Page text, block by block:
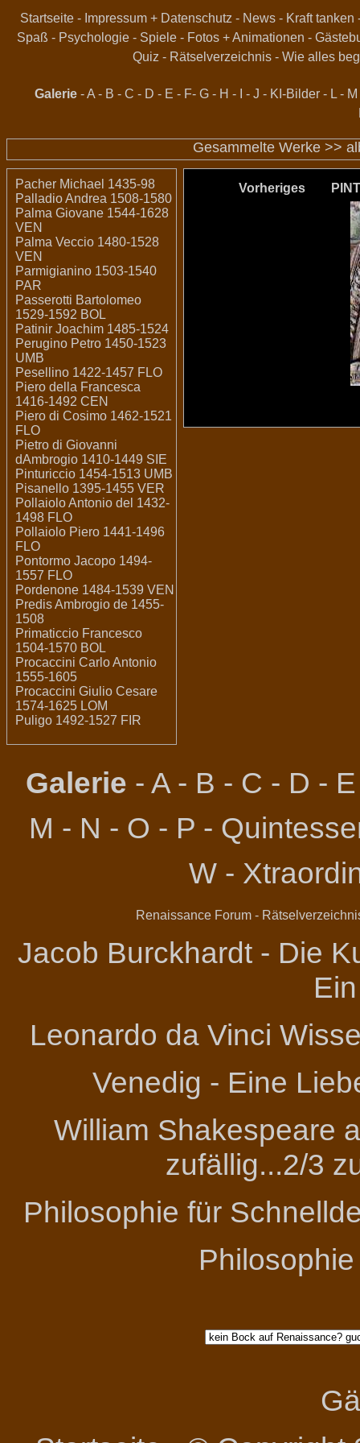
Startseite- Impressum + Datenschutz - News- Kraft tanken
Spaß - Psychologie- Spiele- Fotos + Animationen -
Quiz - Rätselverzeichnis - Wie alles
Galerie -A - B - C - D - E - F- G - H - - J - KI-Bilder - L - M
Gesammelte Werke >>
Pacher Michael 1435-98
Palladio Andrea 1508-1580
Palma Giovane 1544-1628
VEN
Palma Veccio 1480-1528
VEN
Parmigianino 1503-1540
PAR
Passerotti Bartolomeo
1529-1592 BOL
Patinir Joachim 1485-1524
Perugino Petro 1450-1523
UMB
Pesellino 1422-1457 FLO
Piero della Francesca
1416-1492 CEN
Piero di Cosimo 1462-1521
FLO
Pietro di Giovanni
dAmbrogio 1410-1449 SIE
Pinturiccio 1454-1513 UMB
Pisanello 1395-1455 VER
Pollaiolo Antonio del 1432-
1498 FLO
Pollaiolo Piero 1441-1496
FLO
Pontormo Jacopo 1494-
1557 FLO
Pordenone 1484-1539 VEN
Predis Ambrogio de 1455-
1508
Primaticcio Francesco
1504-1570 BOL
Procaccini Carlo Antonio
1555-1605
Procaccini Giulio Cesare
1574-1625 LOM
Puligo 1492-1527 FIR
Vorheriges
Galerie - A- B - C - D - E
M - N - O - P -
W -
Renaissance Forum-
Jacob Burckhardt - Die
Leonardo da Vinci
Venedig - Eine
William Shakespeare
zufällig...2/3
Philosophie für